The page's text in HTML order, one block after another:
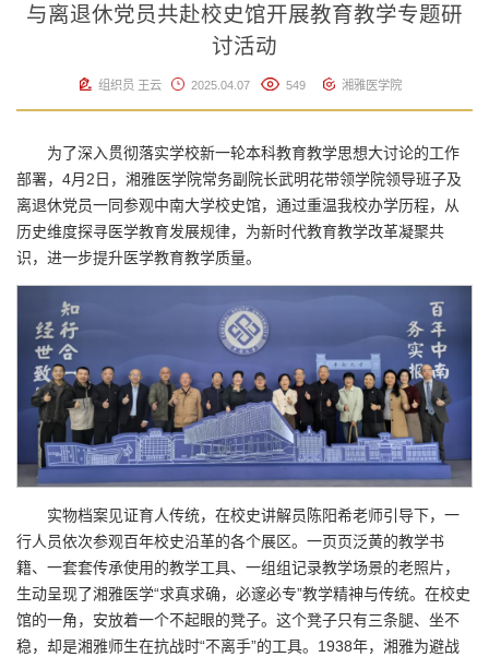
与离退休党员共赴校史馆开展教育教学专题研
讨活动
组织员 王云 2025.04.07 549 湘雅医学院
为了深入贯彻落实学校新一轮本科教育教学思想大讨论的工作
部署，4月2日，湘雅医学院常务副院长武明花带领学院领导班子及
离退休党员一同参观中南大学校史馆，通过重温我校办学历程，从
历史维度探寻医学教育发展规律，为新时代教育教学改革凝聚共
识，进一步提升医学教育教学质量。
实物档案见证育人传统，在校史讲解员陈阳希老师引导下，一
行人员依次参观百年校史沿革的各个展区。一页页泛黄的教学书
籍、一套套传承使用的教学工具、一组组记录教学场景的老照片，
生动呈现了湘雅医学“求真求确，必邃必专”教学精神与传统。在校史
馆的一角，安放着一个不起眼的凳子。这个凳子只有三条腿、坐不
稳，却是湘雅师生在抗战时“不离手”的工具。1938年，湘雅为避战